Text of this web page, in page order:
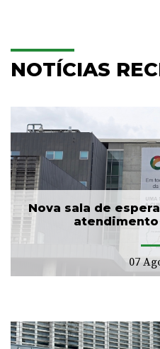
NOTÍCIAS
Nova sala de
atendimento
07